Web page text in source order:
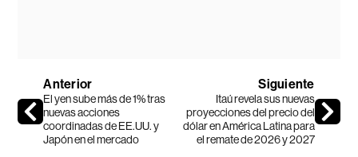
Anterior
El yen sube más de 1% tras
nuevas acciones
coordinadas de EE.UU. y
Japón en el mercado
Siguiente
Itaú revela sus nuevas
proyecciones del precio del
dólar en América Latina para
el remate de 2026 y 2027